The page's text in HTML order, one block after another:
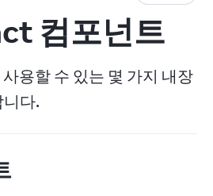
컴포넌트
용할 수 있는 몇 가지 내장
다.